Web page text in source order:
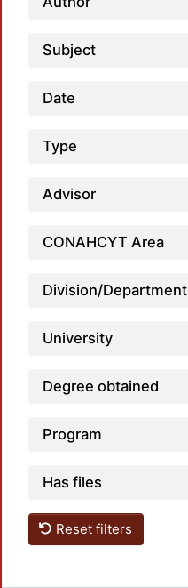
Subject
Date
Type
Advisor
CONAHCYT Area
Division/Department
University
Degree obtained
Program
Has files
Reset filters